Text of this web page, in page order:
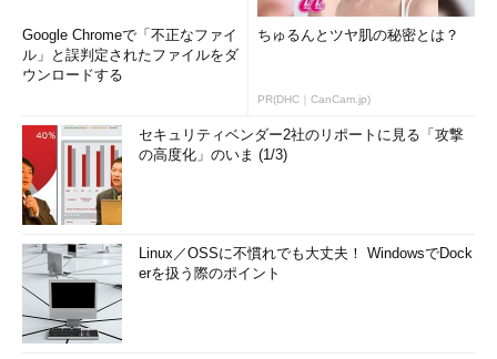
Google Chromeで「不正なファイ
ル」と誤判定されたファイルをダ
ウンロードする
ちゅるんとツヤ肌の秘密とは？
PR(DHC｜CanCam.jp)
セキュリティベンダー2社のリポートに見る「攻撃
の高度化」のいま (1/3)
Linux／OSSに不慣れでも大丈夫！ WindowsでDock
erを扱う際のポイント